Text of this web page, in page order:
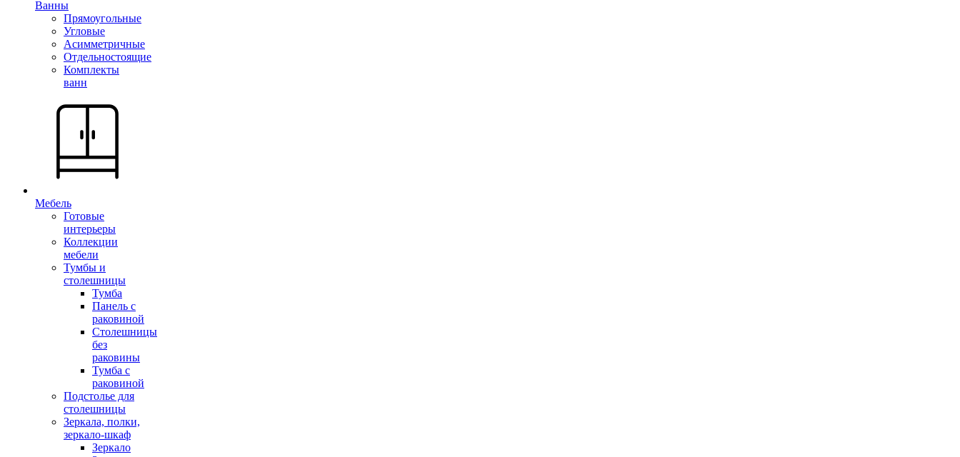
Ванны
Прямоугольные
Угловые
Асимметричные
Отдельностоящие
Комплекты
ванн
Мебель
Готовые
интерьеры
Коллекции
мебели
Тумбы и
столешницы
Тумба
Панель с
раковиной
Столешницы
без
раковины
Тумба с
раковиной
Подстолье для
столешницы
Зеркала, полки,
зеркало-шкаф
Зеркало